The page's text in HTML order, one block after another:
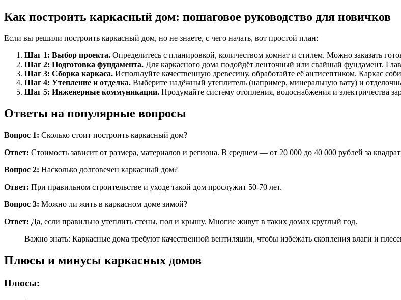
Как построить каркасный дом: пошаговое руководство для новичков
Если вы решили построить каркасный дом, но не знаете, с чего начать, вот простой план:
Шаг 1: Выбор проекта. Определитесь с планировкой, количеством комнат и стилем. Можно заказать
Шаг 2: Подготовка фундамента. Для каркасного дома подойдёт ленточный или свайный фундамент.
Шаг 3: Сборка каркаса. Используйте качественную древесину, обработайте её антисептиком. Каркас
Шаг 4: Утепление и отделка. Выберите надёжный утеплитель (например, минеральную вату) и
Шаг 5: Инженерные коммуникации. Продумайте систему отопления, водоснабжения и электричества
Ответы на популярные вопросы
Вопрос 1: Сколько стоит построить каркасный дом?
Ответ: Стоимость зависит от размера, материалов и региона. В среднем — от 20 000 до 40 000 рублей за
Вопрос 2: Насколько долговечен каркасный дом?
Ответ: При правильном строительстве и уходе такой дом прослужит 50-70 лет.
Вопрос 3: Можно ли жить в каркасном доме зимой?
Ответ: Да, если правильно утеплить стены, пол и крышу. Многие живут в таких домах круглый год.
Важно знать: Каркасные дома требуют качественной вентиляции, чтобы избежать скопления влаги и
Плюсы и минусы каркасных домов
Плюсы: